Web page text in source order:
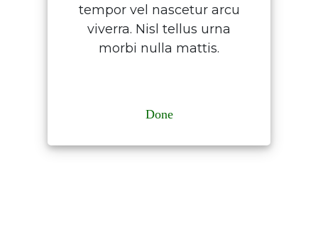
tempor vel nascetur arcu
viverra. Nisl tellus urna
morbi nulla mattis.
Done